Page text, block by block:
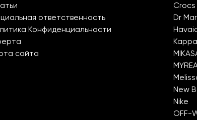
ответственность
Конфиденциальности
сайта
Crocs
Dr
Kappa
New
Nike
OFF-